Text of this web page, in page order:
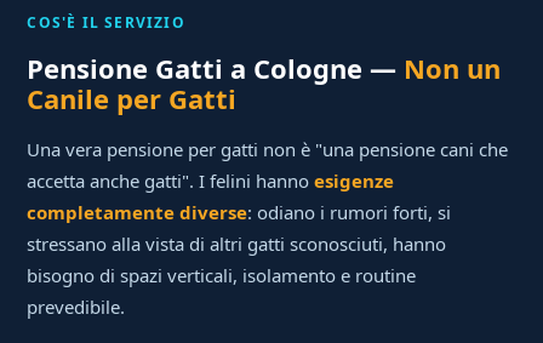
COS'È IL SERVIZIO
Pensione Gatti a Cologne — Non un
Canile per Gatti
Una vera pensione per gatti non è "una pensione cani che
accetta anche gatti". I felini hannoesigenze
completamente diverse: odiano i rumori forti, si
stressano alla vista di altri gatti sconosciuti, hanno
bisogno di spazi verticali, isolamento e routine
prevedibile.